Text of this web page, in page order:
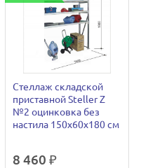
Стеллаж складской
приставной Steller Z
№2 оцинковка без
настила 150х60х180 см
8 460 ₽